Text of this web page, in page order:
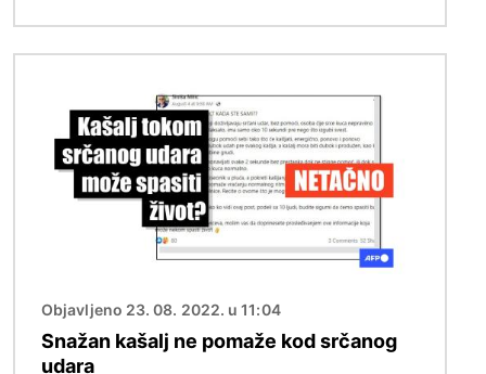
Objavljeno 23. 08. 2022. u 11:04
Snažan kašalj ne pomaže kod srčanog
udara